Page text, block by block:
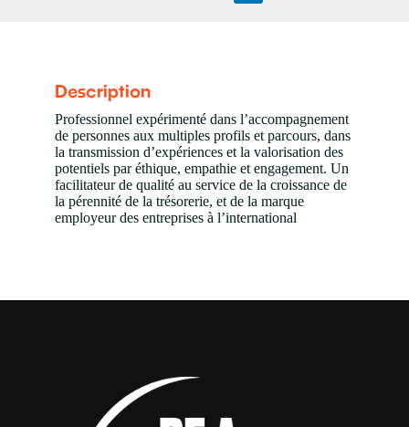
Description
Professionnel expérimenté dans l’accompagnement
de personnes aux multiples profils et parcours, dans
la transmission d’expériences et la valorisation des
potentiels par éthique, empathie et engagement. Un
facilitateur de qualité au service de la croissance de
la pérennité de la trésorerie, et de la marque
employeur des entreprises à l’international